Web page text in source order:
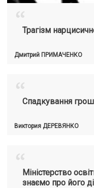
“Трагізм
Дмитрий ПРИМАЧЕНКО
“Спадкування
Виктория ДЕРЕВЯНКО
“Міністерство
знаємо про його